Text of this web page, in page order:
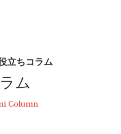
立ちコラム
ム
Column